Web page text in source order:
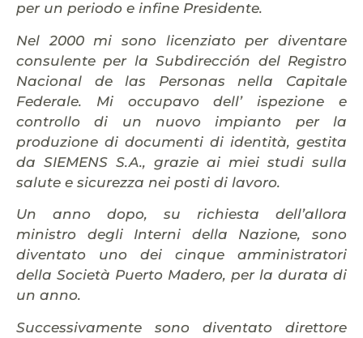
per un periodo e infine Presidente.
Nel 2000 mi sono licenziato per diventare
consulente per la Subdirección del Registro
Nacional de las Personas nella Capitale
Federale. Mi occupavo dell’ ispezione e
controllo di un nuovo impianto per la
produzione di documenti di identità, gestita
da SIEMENS S.A., grazie ai miei studi sulla
salute e sicurezza nei posti di lavoro.
Un anno dopo, su richiesta dell’allora
ministro degli Interni della Nazione, sono
diventato uno dei cinque amministratori
della Società Puerto Madero, per la durata di
un anno.
Successivamente sono diventato direttore